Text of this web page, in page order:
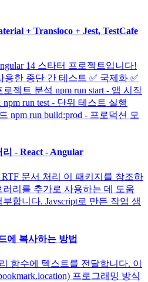
+ Transloco + Jest, TestCafe
14 스타터 프로젝트입니다!
용한 종단 간 테스트 ✅ 국제화 ✅
젝트 분석 npm run start - 앱 시작
run test - 단위 테스트 실행
npm run build:prod - 프로덕션 모
- React - Angular
RTF 문서 처리 이 패키지를 참조하
리를 추가로 사용하는 데 도움
합니다. Javscript로 만든 작업 샘
에 복사하는 방법
함수에 텍스트를 전달합니다. 이
프로그래밍 방식